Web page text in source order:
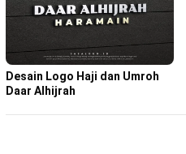
Desain Logo Haji dan Umroh
Daar Alhijrah